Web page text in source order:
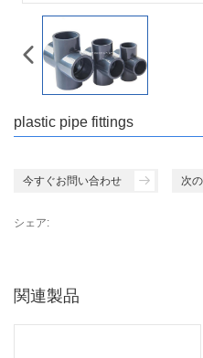
plastic pipe fittings
今すぐお問い合わせ 次
シェア:
関連製品